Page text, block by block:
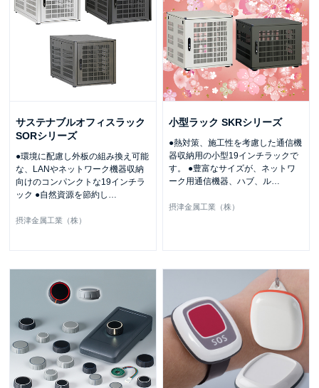
サステナブルオフィスラック
SORシリーズ
●環境に配慮し外板の組み換え可能
な、LANやネットワーク機器収納
向けのコンパンクトな19インチラ
ック ●自然資源を節約し …
摂津金属工業（株）
小型ラック SKRシリーズ
●熱対策、施工性を考慮した通信機
器収納用の小型19インチラックで
す。 ●豊富なサイズが、ネットワ
ーク用通信機器、ハブ、ル…
摂津金属工業（株）